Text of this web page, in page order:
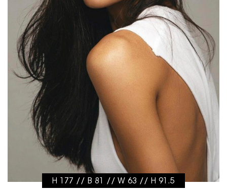
H 177 // B 81 // W 63 // H 91.5